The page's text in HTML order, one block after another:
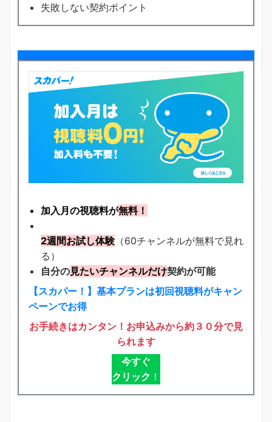
失敗しない契約ポイント
加入月の視聴料が無料！
2週間お試し体験（60チャンネルが無料で見れ
る）
自分の見たいチャンネルだけ契約が可能
【スカパー！】基本プランは初回視聴料がキャン
ペーンでお得
お手続きはカンタン！お申込みから約３０分で見
られます
今すぐ
クリック ！